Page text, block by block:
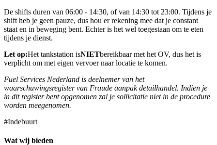
De shifts duren van 06:00 - 14:30, of van 14:30 tot 23:00. Tijdens je
shift heb je geen pauze, dus hou er rekening mee dat je constant
staat en in beweging bent. Echter is het wel toegestaan om te eten
tijdens je dienst.
Let op:Het tankstation isNIETbereikbaar met het OV, dus het is
verplicht om met eigen vervoer naar locatie te komen.
Fuel Services Nederland is deelnemer van het
waarschuwingsregister van Fraude aanpak detailhandel. Indien je
in dit register bent opgenomen zal je sollicitatie niet in de procedure
worden meegenomen.
#Indebuurt
Wat wij bieden